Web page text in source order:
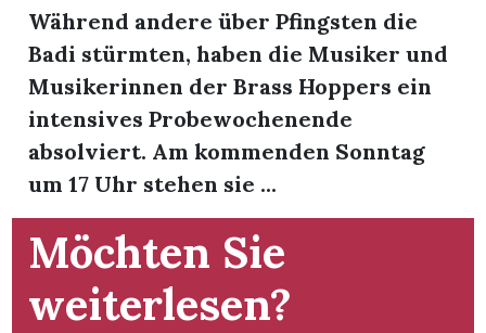
Während andere über Pfingsten die
Badi stürmten, haben die Musiker und
Musikerinnen der Brass Hoppers ein
intensives Probewochenende
absolviert. Am kommenden Sonntag
um 17 Uhr stehen sie ...
Möchten Sie
weiterlesen?